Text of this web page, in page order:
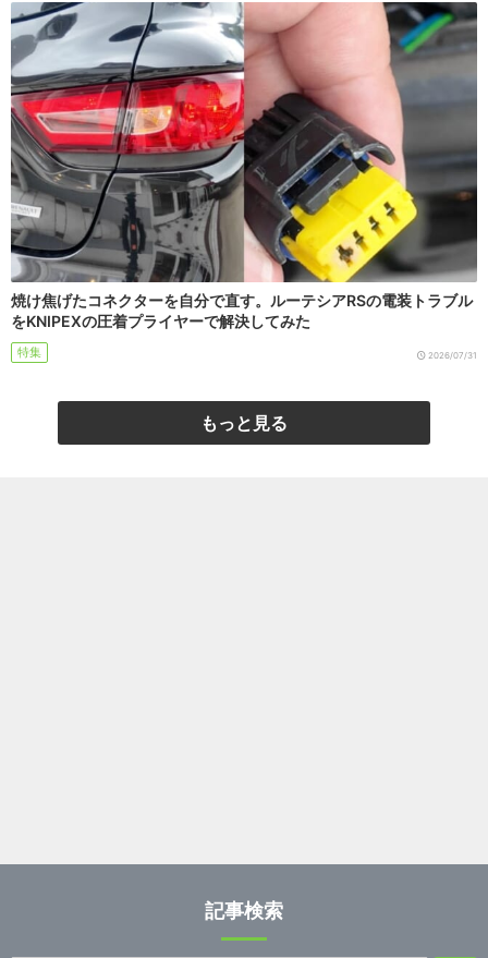
焼け焦げたコネクターを自分で直す。ルーテシアRSの電装トラブル
をKNIPEXの圧着プライヤーで解決してみた
特集 2026/07/31
もっと見る
記事検索